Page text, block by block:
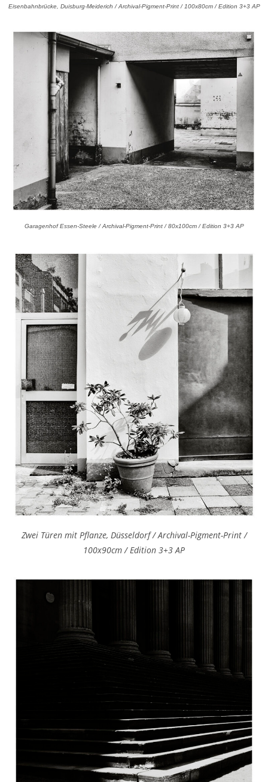
Eisenbahnbrücke, Duisburg-Meiderich / Archival-Pigment-Print / 100x80cm / Edition 3+3 AP
Garagenhof Essen-Steele / Archival-Pigment-Print / 80x100cm / Edition 3+3 AP
Zwei Türen mit Pflanze, Düsseldorf / Archival-Pigment-Print /
100x90cm / Edition 3+3 AP